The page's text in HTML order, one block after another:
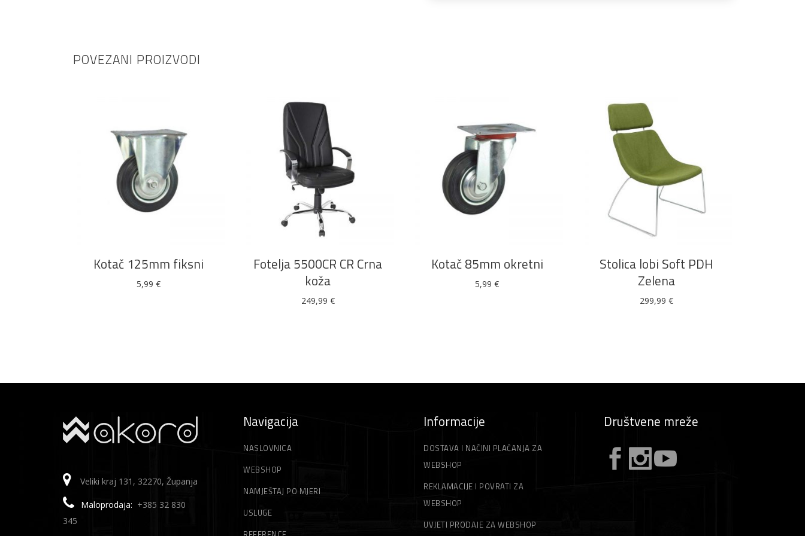
POVEZANI PROIZVODI
DODAJ U KOŠARICU
Kotač 125mm fiksni
5,99€
DODAJ U KOŠARICU
Fotelja 5500CR CR Crna
koža
249,99 €
DODAJ U KOŠARICU
Kotač 85mm okretni
5,99€
DODAJ U KOŠARICU
Stolica lobi Soft PDH
Zelena
299,99 €
Veliki kraj 131, 32270, Županja
Maloprodaja: +385 32 830
345
Navigacija
NASLOVNICA
WEBSHOP
NAMJEŠTAJ PO MJERI
USLUGE
Informacije
DOSTAVA I NAČINI PLAĆANJA ZA
WEBSHOP
REKLAMACIJE I POVRATI ZA
WEBSHOP
UVJETI PRODAJE ZA WEBSHOP
Društvene mreže